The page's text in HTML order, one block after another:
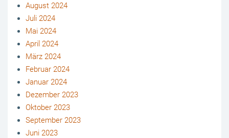
August 2024
Juli 2024
Mai 2024
April 2024
März 2024
Februar 2024
Januar 2024
Dezember 2023
Oktober 2023
September 2023
Juni 2023